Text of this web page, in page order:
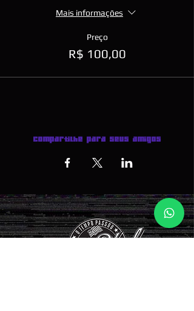
Mais informações
Preço
R$ 100,00
Compartilhe para seus amigos